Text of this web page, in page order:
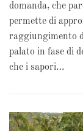
domanda, che
permette di
raggiungimento
palato in fase di
che i sapori…